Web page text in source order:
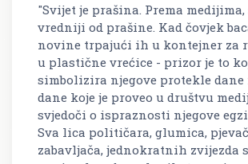
"Svijet je prašina. Prema
vredniji od prašine. Kad čovjek
novine trpajući ih u kontejner za
u plastične vrećice - prizor je to
simbolizira njegove protekle dane
dane koje je proveo u društvu
svjedoči o ispraznosti njegove
Sva lica političara, glumica,
zabavljača, jednokratnih zvijezda